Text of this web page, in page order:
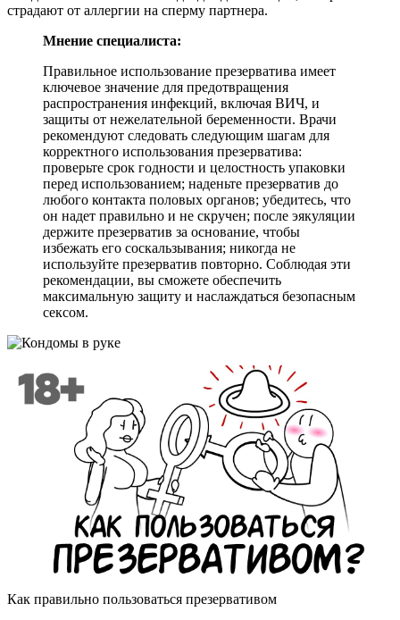
страдают от аллергии на сперму партнера.
Мнение специалиста:
Правильное использование презерватива имеет
ключевое значение для предотвращения
распространения инфекций, включая ВИЧ, и
защиты от нежелательной беременности. Врачи
рекомендуют следовать следующим шагам для
корректного использования презерватива:
проверьте срок годности и целостность упаковки
перед использованием; наденьте презерватив до
любого контакта половых органов; убедитесь, что
он надет правильно и не скручен; после эякуляции
держите презерватив за основание, чтобы
избежать его соскальзывания; никогда не
используйте презерватив повторно. Соблюдая эти
рекомендации, вы сможете обеспечить
максимальную защиту и наслаждаться безопасным
сексом.
Как правильно пользоваться презервативом